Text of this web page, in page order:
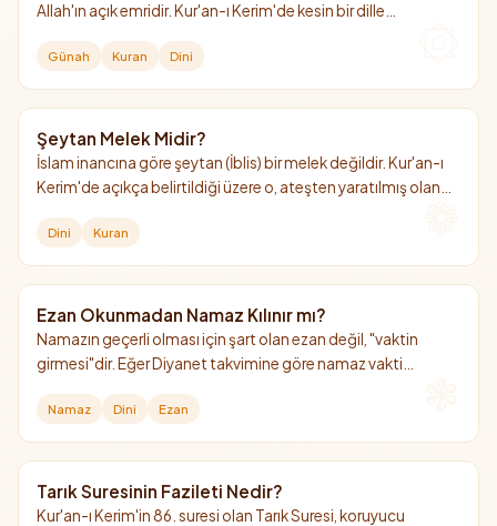
Allah'ın açık emridir. Kur'an-ı Kerim'de kesin bir dille
bu yasağın hikmetleri arasında sayılır.
Günah Kuran Dini
Şeytan Melek Midir?
İslam inancına göre şeytan (İblis) bir melek değildir. Kur'an-ı
Kerim'de açıkça belirtildiği üzere o, ateşten yaratılmış olan
Dini Kuran
Ezan Okunmadan Namaz Kılınır mı?
Namazın geçerli olması için şart olan ezan değil, "vaktin
girmesi"dir. Eğer Diyanet takvimine göre namaz vakti
ve geçerlidir.
Namaz Dini Ezan
Tarık Suresinin Fazileti Nedir?
Kur'an-ı Kerim'in 86. suresi olan Tarık Suresi, koruyucu